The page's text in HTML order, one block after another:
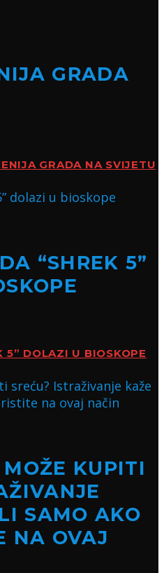
GRADA
GRADA NA SVIJETU
“SHREK 5”
5” DOLAZI U BIOSKOPE
KUPITI
SAMO AKO
NA OVAJ